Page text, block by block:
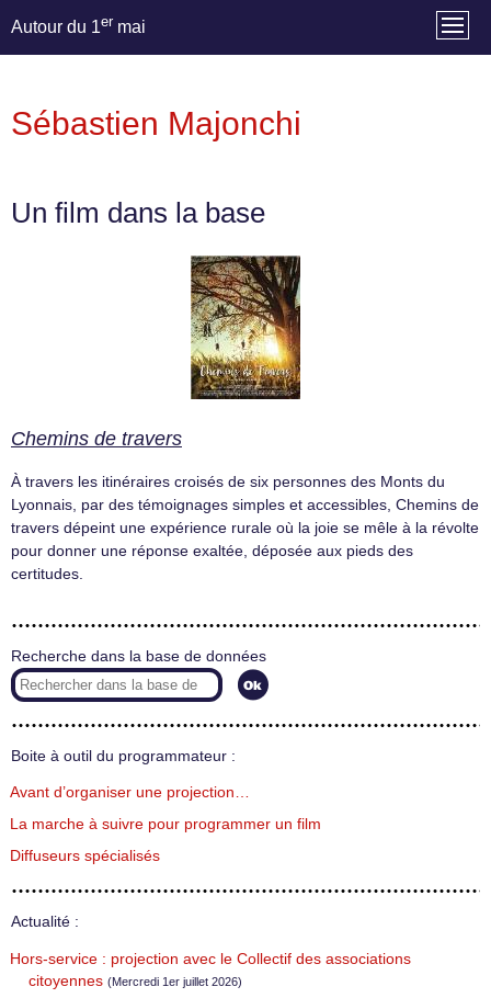
Autour du 1er mai
Sébastien Majonchi
Un film dans la base
Chemins de travers
À travers les itinéraires croisés de six personnes des Monts du
Lyonnais, par des témoignages simples et accessibles, Chemins de
travers dépeint une expérience rurale où la joie se mêle à la révolte
pour donner une réponse exaltée, déposée aux pieds des
certitudes.
Recherche dans la base de données
Boite à outil du programmateur :
Avant d’organiser une projection…
La marche à suivre pour programmer un film
Diffuseurs spécialisés
Actualité :
Hors-service : projection avec le Collectif des associations
citoyennes (Mercredi 1er juillet 2026)